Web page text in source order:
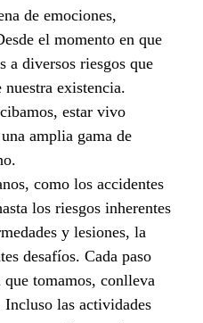
de emociones,
el momento en que
a diversos riesgos que
existencia.
estar vivo
amplia gama de
como los accidentes
los riesgos inherentes
y lesiones, la
desafíos. Cada paso
tomamos, conlleva
las actividades